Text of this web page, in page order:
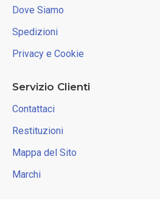
Dove Siamo
Spedizioni
Privacy e Cookie
Servizio Clienti
Contattaci
Restituzioni
Mappa del Sito
Marchi